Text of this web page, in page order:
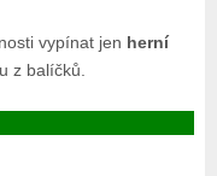
vypínat jen herní
z balíčků.